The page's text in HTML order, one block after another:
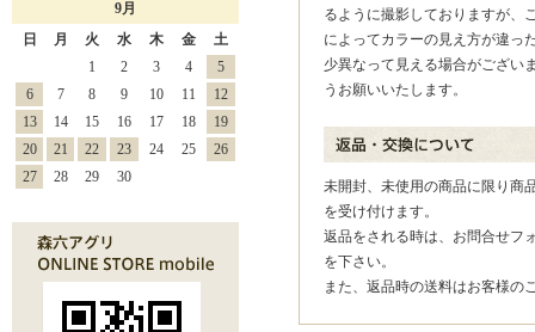
るように撮影しておりますが、
によってカラーの見え方が違っ
少異なって見える場合がござい
うお願いいたします。
未開封、未使用の商品に限り商
を受け付けます。
返品をされる時は、お問合せフ
を下さい。
また、返品時の送料はお客様の
9月
日
月 火 水 木 金
土
1
2 3 4
5
6
7 8 9 10 11
12
13
14 15 16 17 18
19
20
21 22 23 24 25
26
27
28 29 30